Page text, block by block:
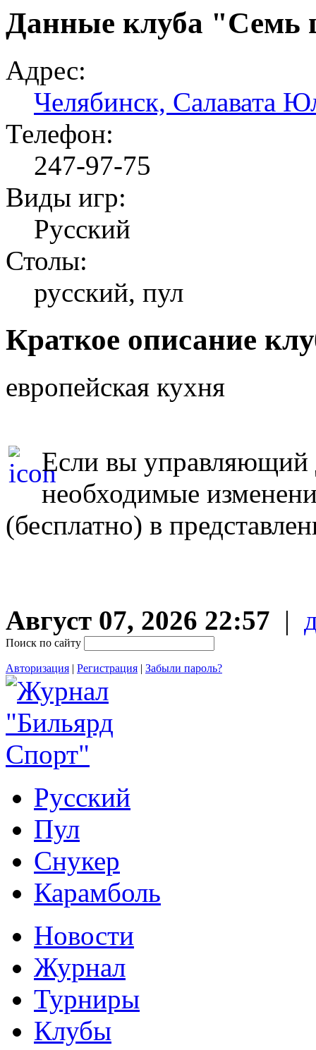
Данные клуба "Семь
Адрес:
Челябинск, Салавата
Телефон:
247-97-75
Виды игр:
Русский
Столы:
русский, пул
Краткое описание
европейская кухня
Если вы управляющий
необходимые
(бесплатно) в
Август 07, 2026 22:57 |
Поиск по сайту
Авторизация | Регистрация | Забыли пароль?
Русский
Пул
Снукер
Карамболь
Новости
Журнал
Турниры
Клубы